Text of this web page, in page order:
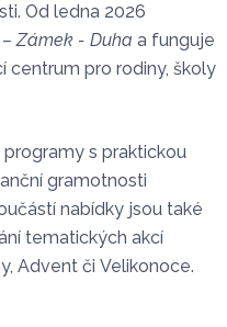
Od ledna 2026
Zámek - Duha a funguje
centrum pro rodiny, školy
s praktickou
gramotnosti
nabídky jsou také
tematických akcí
Advent či Velikonoce.